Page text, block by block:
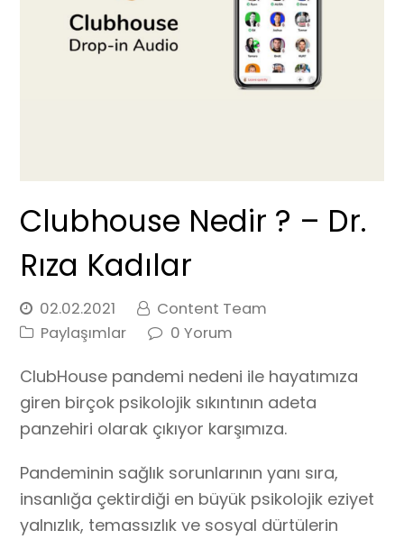
Clubhouse Nedir ? – Dr.
Rıza Kadılar
02.02.2021
Content Team
Paylaşımlar
0 Yorum
ClubHouse pandemi nedeni ile hayatımıza
giren birçok psikolojik sıkıntının adeta
panzehiri olarak çıkıyor karşımıza.
Pandeminin sağlık sorunlarının yanı sıra,
insanlığa çektirdiği en büyük psikolojik eziyet
yalnızlık, temassızlık ve sosyal dürtülerin